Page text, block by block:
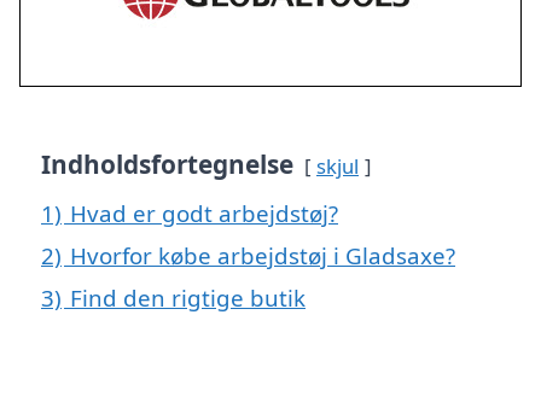
Indholdsfortegnelse skjul
1) Hvad er godt arbejdstøj?
2) Hvorfor købe arbejdstøj i Gladsaxe?
3) Find den rigtige butik